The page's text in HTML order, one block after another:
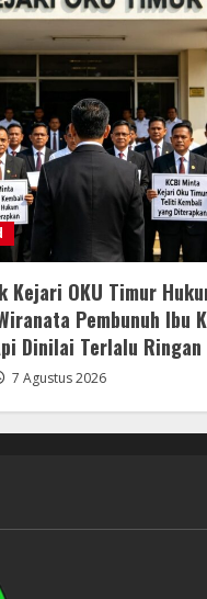
Kejari OKU Timur
Pembunuh Ibu
Dinilai Terlalu Ringan
7 Agustus 2026